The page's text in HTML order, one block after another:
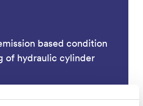
based condition
of hydraulic cylinder